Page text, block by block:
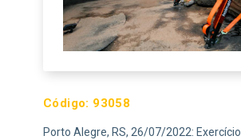
Código: 93058
Porto Alegre, RS, 26/07/2022: Exercício